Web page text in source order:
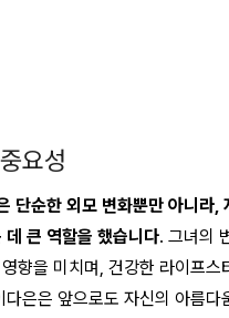
요성
단순한 외모 변화뿐만 아니라,
큰 역할을 했습니다. 그녀의
향을 미치며, 건강한 라이프스
은은 앞으로도 자신의 아름다